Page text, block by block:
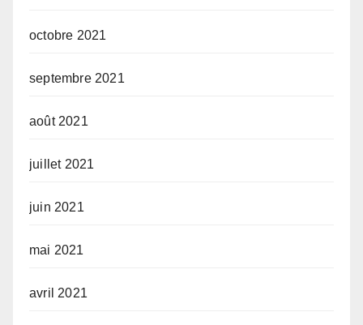
octobre 2021
septembre 2021
août 2021
juillet 2021
juin 2021
mai 2021
avril 2021